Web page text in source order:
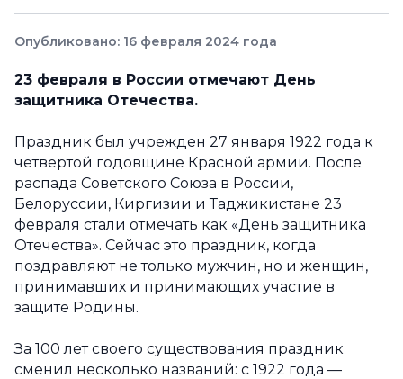
Опубликовано: 16 февраля 2024 года
23 февраля в России отмечают День
защитника Отечества.
Праздник был учрежден 27 января 1922 года к
четвертой годовщине Красной армии. После
распада Советского Союза в России,
Белоруссии, Киргизии и Таджикистане 23
февраля стали отмечать как «День защитника
Отечества». Сейчас это праздник, когда
поздравляют не только мужчин, но и женщин,
принимавших и принимающих участие в
защите Родины.
За 100 лет своего существования праздник
сменил несколько названий: с 1922 года —